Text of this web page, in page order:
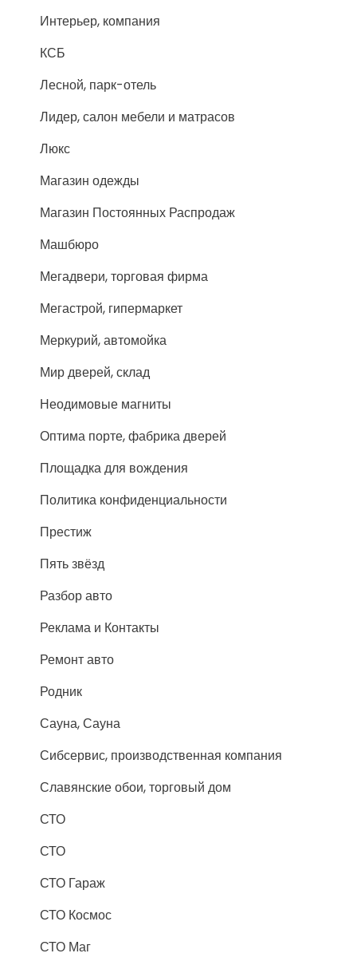
Интерьер, компания
КСБ
Лесной, парк-отель
Лидер, салон мебели и матрасов
Люкс
Магазин одежды
Магазин Постоянных Распродаж
Машбюро
Мегадвери, торговая фирма
Мегастрой, гипермаркет
Меркурий, автомойка
Мир дверей, склад
Неодимовые магниты
Оптима порте, фабрика дверей
Площадка для вождения
Политика конфиденциальности
Престиж
Пять звёзд
Разбор авто
Реклама и Контакты
Ремонт авто
Родник
Сауна, Сауна
Сибсервис, производственная компания
Славянские обои, торговый дом
СТО
СТО
СТО Гараж
СТО Космос
СТО Маг